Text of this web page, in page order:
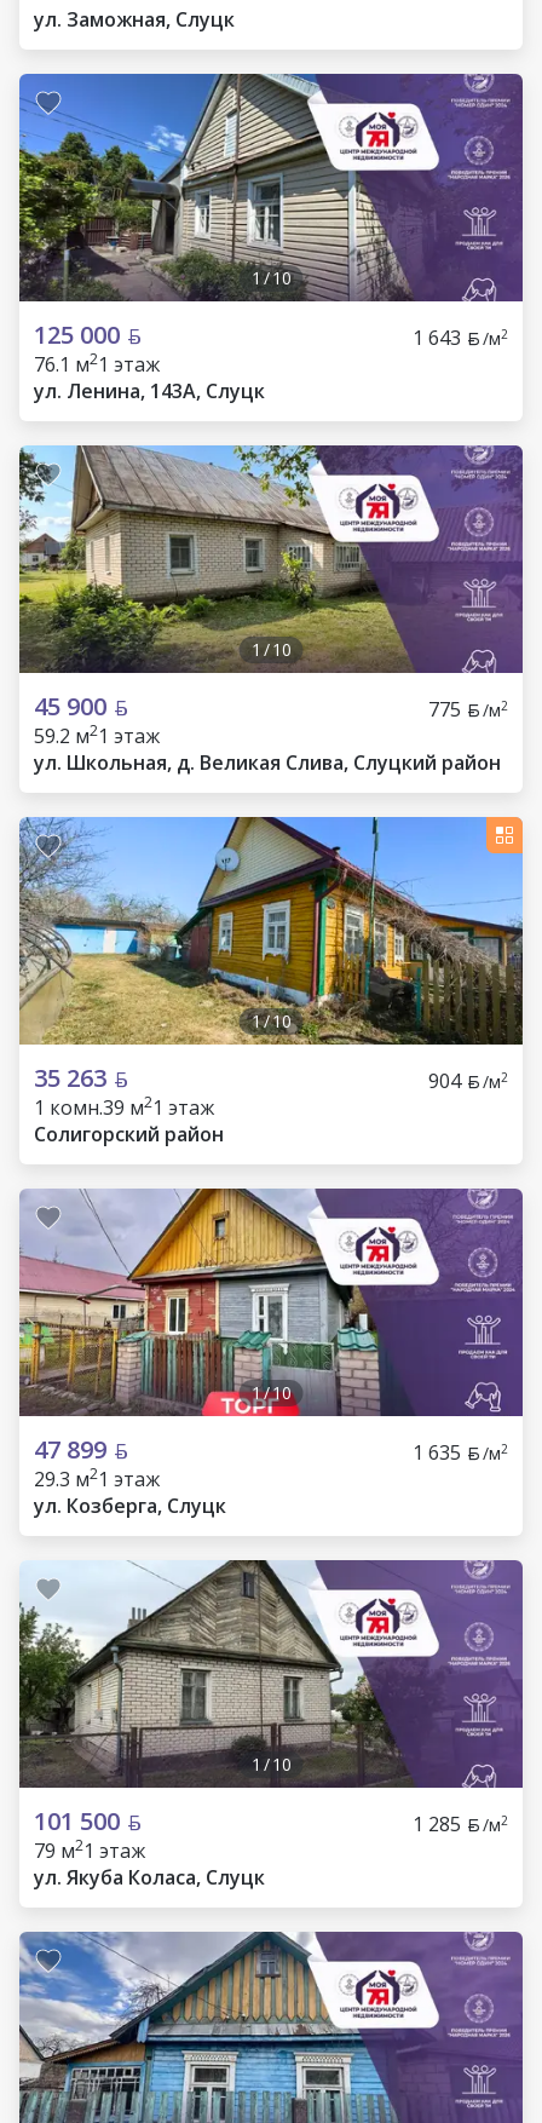
ул. Заможная, Слуцк
1/10
125 000 1 643 /м2
76.1 м21 этаж
ул. Ленина, 143А, Слуцк
1 /10
45 900 775 /м2
59.2 м21 этаж
ул. Школьная, д. Великая Слива, Слуцкий район
1/10
35 263 904 /м2
1 комн.39 м21 этаж
Солигорский район
1/10
47 899 1 635 /м2
29.3 м21 этаж
ул. Козберга, Слуцк
1 /10
101 500 1 285 /м2
79 м21 этаж
ул. Якуба Коласа, Слуцк